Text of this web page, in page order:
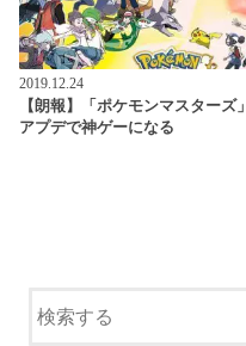
2019.12.24
【朗報】「ポケモンマスターズ」
アプデで神ゲーになる